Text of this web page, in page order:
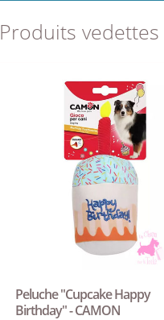
Produits vedettes
Peluche "Cupcake Happy
Birthday" - CAMON